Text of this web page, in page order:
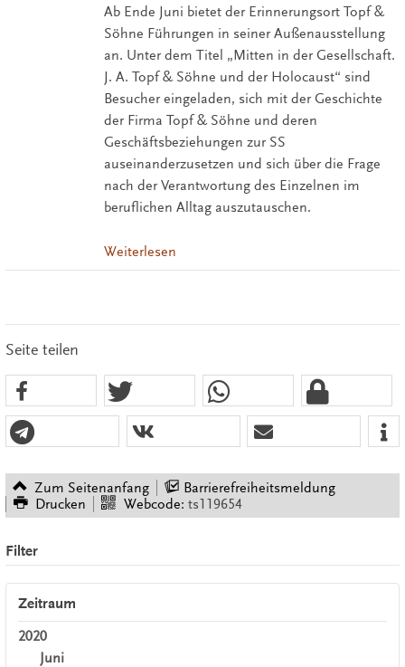
Ab Ende Juni bietet der Erinnerungsort Topf &
Söhne Führungen in seiner Außenausstellung
an. Unter dem Titel „Mitten in der Gesellschaft.
J. A. Topf & Söhne und der Holocaust“ sind
Besucher eingeladen, sich mit der Geschichte
der Firma Topf & Söhne und deren
Geschäftsbeziehungen zur SS
auseinanderzusetzen und sich über die Frage
nach der Verantwortung des Einzelnen im
beruflichen Alltag auszutauschen.
Weiterlesen
Seite teilen
Zum Seitenanfang
Barrierefreiheitsmeldung
Drucken
Webcode: ts119654
Filter
Zeitraum
2020
Juni